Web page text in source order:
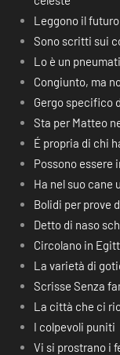
Leggono il
Sono scritti sui
Lo è un
Congiunto, ma
Gergo specifico
Sta per Matteo
É propria di chi
Possono essere
Ha nel suo cane
Bolidi per prove
Detto di naso
Circolano in
La varietà di
Scrisse Senza
La città che ci
I colpevoli puniti
Vi si prostrano i